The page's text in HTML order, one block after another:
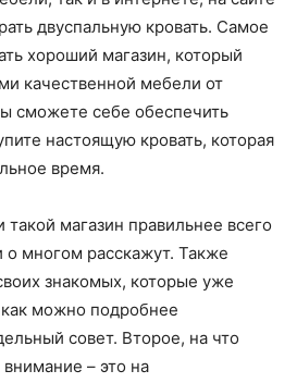
двуспальную кровать. Самое
хороший магазин, который
качественной мебели от
сможете себе обеспечить
настоящую кровать, которая
время.
магазин правильнее всего
о многом расскажут. Также
знакомых, которые уже
можно подробнее
совет. Второе, на что
– это на